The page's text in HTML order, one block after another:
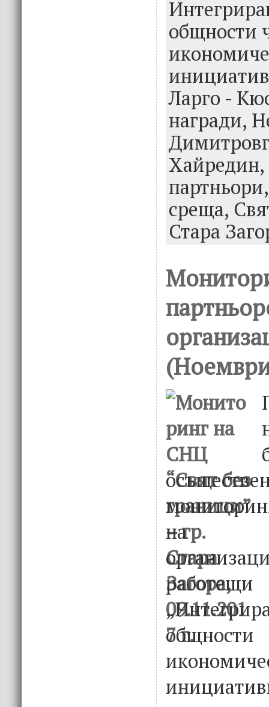
k
общности
Ларго -
награди,
Хайредин,
среща,
Стара
на